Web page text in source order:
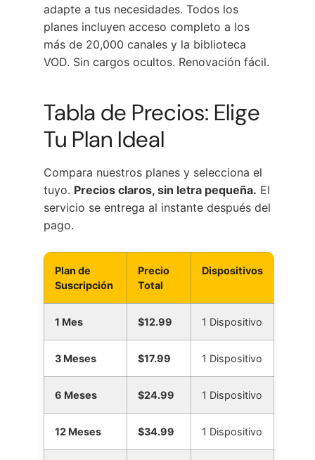
adapte a tus necesidades. Todos los
planes incluyen acceso completo a los
más de 20,000 canales y la biblioteca
VOD. Sin cargos ocultos. Renovación fácil.
Tabla de Precios: Elige
Tu Plan Ideal
Compara nuestros planes y selecciona el
tuyo. Precios claros, sin letra pequeña. El
servicio se entrega al instante después del
pago.
Plan de
Suscripción
Precio
Total
Dispositivos
1 Mes $12.99 1 Dispositivo
3 Meses $17.99 1 Dispositivo
6 Meses $24.99 1 Dispositivo
12 Meses $34.99 1 Dispositivo